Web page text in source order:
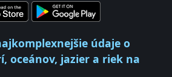
údaje o
oceánov, jazier a riek na